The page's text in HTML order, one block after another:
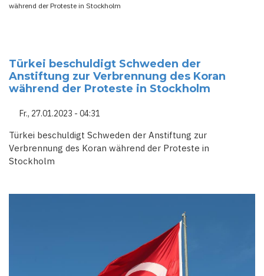
während der Proteste in Stockholm
Türkei beschuldigt Schweden der
Anstiftung zur Verbrennung des Koran
während der Proteste in Stockholm
Fr., 27.01.2023 - 04:31
Türkei beschuldigt Schweden der Anstiftung zur
Verbrennung des Koran während der Proteste in
Stockholm